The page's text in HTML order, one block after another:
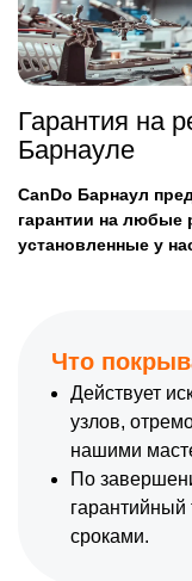
Гарантия на
Барнауле
CanDo Барнаул
гарантии на любые
установленные у
Что
Действует
узлов,
нашими
По
гарантийный
сроками.